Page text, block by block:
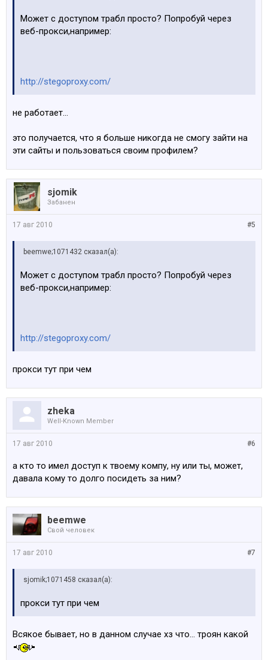
Может с доступом трабл просто? Попробуй через
веб-прокси,например:
http://stegoproxy.com/
не работает...
это получается, что я больше никогда не смогу зайти на
эти сайты и пользоваться своим профилем?
sjomik
Забанен
#5
17 авг 2010
beemwe;1071432 сказал(а):
Может с доступом трабл просто? Попробуй через
веб-прокси,например:
http://stegoproxy.com/
прокси тут при чем
zheka
Well-Known Member
#6
17 авг 2010
а кто то имел доступ к твоему компу, ну или ты, может,
давала кому то долго посидеть за ним?
beemwe
Свой человек
#7
17 авг 2010
sjomik;1071458 сказал(а):
прокси тут при чем
Всякое бывает, но в данном случае хз что... троян какой